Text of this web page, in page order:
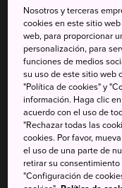
ocio, y un atractivo
Nosotros y terceras
cookies en este sitio
web, para proporcionar
personalización, para
funciones de medios
su uso de este sitio web
"Política de cookies" y
información. Haga clic
acuerdo con el uso de
"Rechazar todas las
cookies. Por favor,
el uso de una parte de
retirar su
"Configuración de